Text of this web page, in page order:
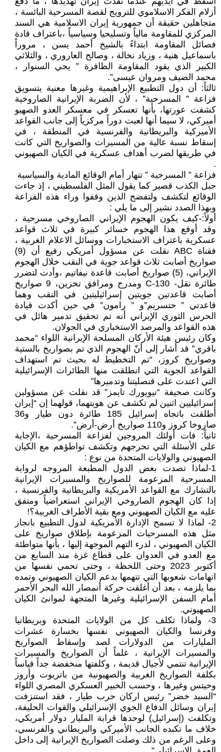
أزلام الفكر الاسلاموي للترويج لقصة المسرحية البائسة ،
متجاهلين حقيقة أن جمهورية إيران الاسلامية هي السند
المركزي للمقاومة مالياً وتسليحيا وسياسياً ،باعتراف قادة
فصائل المقاومة ابتداءً بالشيخ أحمد يسن ، مروراً
باسماعيل هنية ، وزياد نخالة ، وصالح العاروري ، والثلاثي
الكبير الذي يقود المقاومة الظافرة ” يحي السنوار ،
محمد الضيف ومروان عيسى”.
ثالثاً: أن دول التطبيع الإبراهيمية وغيرها معنية يتسويق
فزاعة ” المسرحية” ، لأن الضربة الإيرانية الصاروخية
كشفت عورتها، بأنها تعسكر في معسكر العدو الصهيو
أميركي، لا سيما أنها لعبت دوراً مركزياً إلى جانب القواعد
الأميركية والبريطانية والفرنسية في المنطقة ، في
إسقاط نسبة عالية من المسيرات والصواريخ التي كانت
في طريقها لضرب أهداف عسكرية في الكيان الصهيوني
.
فزاعة ” المسرحية ” تنهار أمام الوقائع المادية والسياسية
حبل الكذب قصير كما يقول المثل الفلسطيني ، إذ جاءت
الوقائع لتكشف ولتفضح الذين وقفوا وراء هذه الفزاعة
وبهذا الصدد نشير إلى ما يلي :
أولاً:-كيف يكون الهجوم الإيراني الصاروخي مسرحية ،
وقد أوقع هذا الهجوم خسائر كبيرة في ثلاث قواعد
عسكرية باعتراف الاستخبارات ووسائل الاعلام الغربية ،
فقناة ABC نقلت عن مسؤول أمريكي رفيع أن (9)
صواريخ أصابت ثلاث قواعد جوية في النقب خلال الهجوم
الإيراني، (5) صواريخ أصابت قاعدة نيفاتيم ،وأدت لتضرر
طائرة نقل- C-130 ومدرج ومرافق تخزين، 9 صواريخ
أصابت قاعدتين جويتين إسرائيليتين في النقب وهما
قاعدتي ” حتسريم”و ” رامون” في حين أكدت قيادة
الحرس الثوري الإيراني أنه تم تحقيق تدمير هائل في
هذه القواعد والمرصد الاستخباري في الجولان.
وكان رئيس هيئة الأركان المسلحة الإيرانية اللواء “محمد
باقري” قد أشار إلى أنّ الهجوم الذي تم بصواريخ بالستية
وصواريخ كروز، “تم التخطيط له بحيث تم استهداف
القواعد الجوية التي انطلقت منها الطائرات الإسرائيلية
التي اعتدت على قنصليتنا وتدميرها”
وكانت صحيفة “نيويورك تايمز” قد نقلت عن مسؤولين
إسرائيليين اثنين لم تكشف عن هويتهما، قولهما إن “إيران
أطلقت باتجاه إسرائيل 185 طائرة دون طيار و36
صاروخا كروز و110 صواريخ أرض-أرض”.
ثانياً: فات أولئك المروجين لفزاعة المسرحية ،الإجابة
على الأسئلة التي تحرجهم وتكشف تواطؤهم مع الكيان
الصهيوني والولايات المتحدة من نوع :
1-لماذا تصدت بعض الدول المطبعة المروجه لرواية
المسرحية المزعومة للصواريخ والمسيرات الإيرانية
بالتشارك مع القواعد الأمريكية والبريطانية والفرنسية ،
إذا كان الهجوم الصاروخي الإيراني استعراضياً ومتفق
عليه مع الكيان الصهيوني ومع بقية الأطراف الغربية؟!
2- لماذا لا تسمح الإدارة الأمريكية لدول التطبيع بانجاز
مثل هذه المسرحيات المزعومة بإطلاق صواريخ على
الكيان الصهيوني ، لدرء التهم الموجهة إليها ، بأنها متواطئة
مع العدو في العدوان على قطاع غزة منذ السابع من
أكتوبر 2023 وحتى اللحظة ، وحتى تحمي نفسها من
اتهامات شعوبها التي تتهمها بدعم الكيان الصهيوني وتمده
بما يلزمه ، بعد أن أغلقت حركة أنمصار الله البحر الأحمر
أمام السفن الإسرائيلية وغيرها المتجهة لموانئ الكيان
الصهيوني.
3- ولماذا تكلف كل من الولايات المتحدة وبريطانيا
وفرنسا والكيان الصهيوني نفسها بخسارة عشرات
المليارات من الدولارات لصد وإسقاط الصواريخ
والمسيرات الإيرانية ، علماً أن الصواريخ والمسيرات
الإيرانية تنتمي لأجيال قديمة ، وكلفتها منخفضة جداً قياساً
بكلفة الصواريخ الغربية والصهيونية من باتريوت وأروز
وحيتس وغيرها ، وحسب الخبير العسكري المصري اللواء
“السيد خضر” رئيس اركان حرب طيار ، فقد استنزفت
إيران وسائل الدفاع الجوي الإسرائيلي والقوات الحليفة،
وتكلفت (إسرائيل) لوحدها قرابة المليار دولار أمريكي،
خلاف ما تكبده الجانب الأميركي والبريطاني والفرنسي،
وعلى الرغم من ذلك وصلت الصواريخ الإيرانية إلى داخل